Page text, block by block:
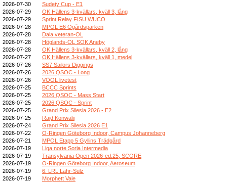
2026-07-30
Sudety Cup - E1
2026-07-29
OK Hällens 3-kvällars, kväll 3, lång
2026-07-29
Sprint Relay FISU WUCO
2026-07-28
MPOL E6 Ögårdsparken
2026-07-28
Dala veteran-OL
2026-07-28
Höglands-OL SOK Aneby
2026-07-28
OK Hällens 3-kvällars, kväll 2, lång
2026-07-27
OK Hällens 3-kvällars, kväll 1, medel
2026-07-26
SS7 Sailors Diggings
2026-07-26
2026 QSOC - Long
2026-07-26
VÖOL livetest
2026-07-25
BCCC Sprints
2026-07-25
2026 QSOC - Mass Start
2026-07-25
2026 QSOC - Sprint
2026-07-25
Grand Prix Silesia 2026 - E2
2026-07-25
Rajd Konwalii
2026-07-24
Grand Prix Silesia 2026 E1
2026-07-22
O-Ringen Göteborg Indoor, Campus Johanneberg
2026-07-21
MPOL Etapp 5 Gyllins Trädgård
2026-07-19
Liga norte Soria Intermedia
2026-07-19
Transylvania Open 2026-ed.25, SCORE
2026-07-19
O-Ringen Göteborg Indoor, Aeroseum
2026-07-19
6. LRL Lahr-Sulz
2026-07-19
Morphett Vale